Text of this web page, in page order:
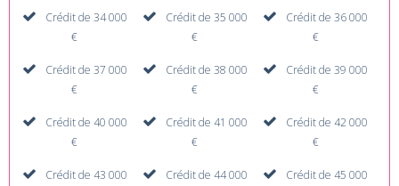
Crédit de 34 000
€
Crédit de 35 000
€
Crédit de 36 000
€
Crédit de 37 000
€
Crédit de 38 000
€
Crédit de 39 000
€
Crédit de 40 000
€
Crédit de 41 000
€
Crédit de 42 000
€
Crédit de 43 000
Crédit de 44 000
Crédit de 45 000